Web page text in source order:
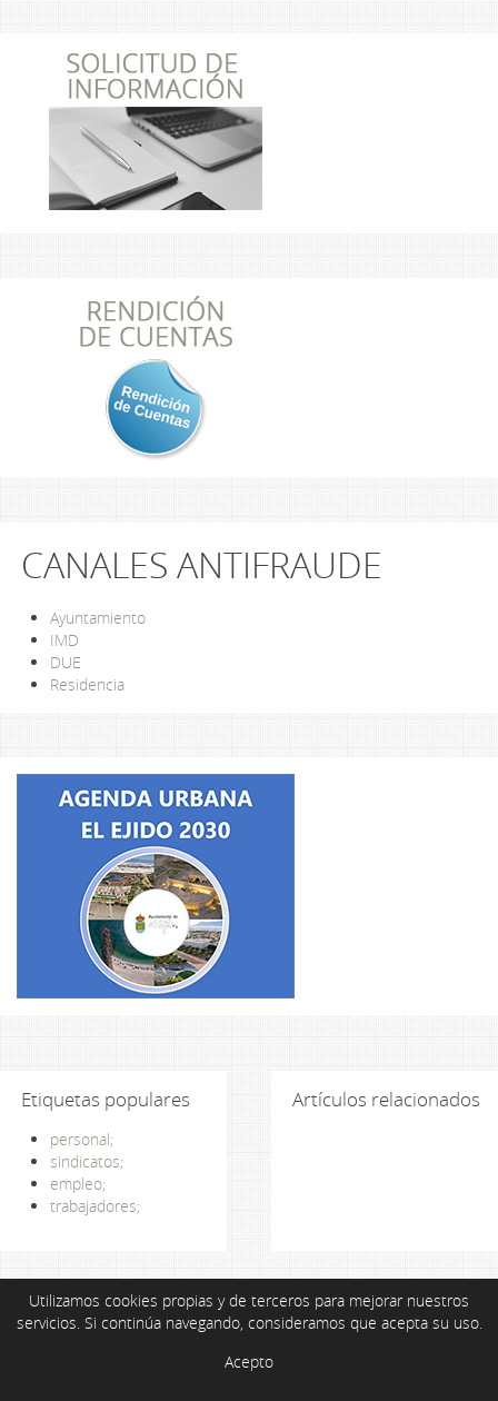
CANALES ANTIFRAUDE
Ayuntamiento
IMD
DUE
Residencia
Etiquetas populares
personal;
sindicatos;
empleo;
trabajadores;
Artículos relacionados
Utilizamos cookies propias y de terceros para mejorar nuestros
servicios. Si continúa navegando, consideramos que acepta su uso.
Acepto